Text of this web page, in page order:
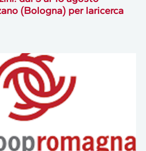
(Bologna) per laricerca